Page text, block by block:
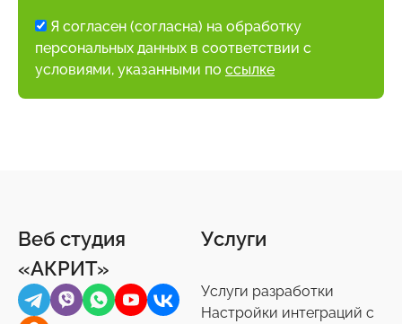
Я согласен (согласна) на обработку
персональных данных в соответствии с
условиями, указанными по ссылке
Веб студия
«АКРИТ»
Услуги
Услуги разработки
Настройки интеграций с